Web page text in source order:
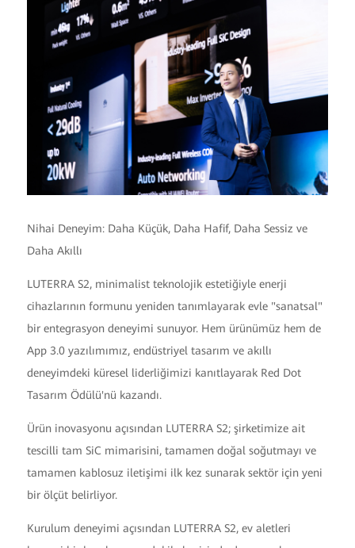
Nihai Deneyim: Daha Küçük, Daha Hafif, Daha Sessiz ve
Daha Akıllı
LUTERRA S2, minimalist teknolojik estetiğiyle enerji
cihazlarının formunu yeniden tanımlayarak evle "sanatsal"
bir entegrasyon deneyimi sunuyor. Hem ürünümüz hem de
App 3.0 yazılımımız, endüstriyel tasarım ve akıllı
deneyimdeki küresel liderliğimizi kanıtlayarak Red Dot
Tasarım Ödülü'nü kazandı.
Ürün inovasyonu açısından LUTERRA S2; şirketimize ait
tescilli tam SiC mimarisini, tamamen doğal soğutmayı ve
tamamen kablosuz iletişimi ilk kez sunarak sektör için yeni
bir ölçüt belirliyor.
Kurulum deneyimi açısından LUTERRA S2, ev aletleri